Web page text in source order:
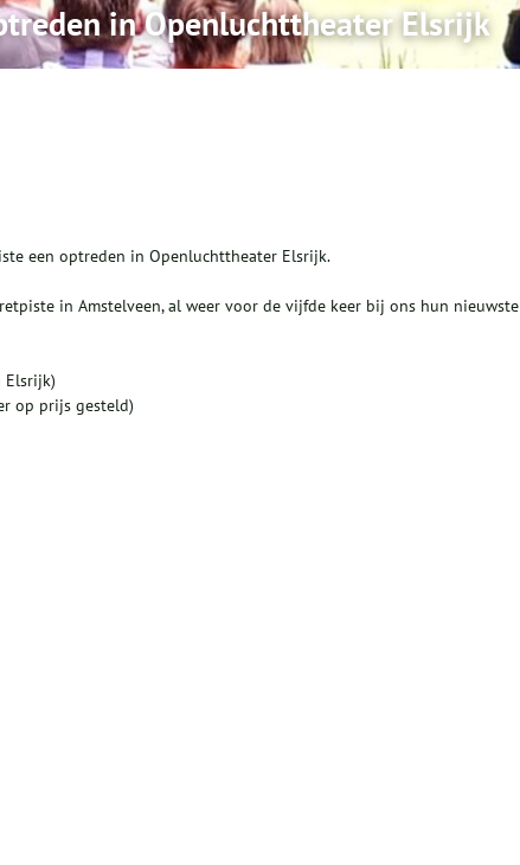
in Openluchttheater Elsrijk
een optreden in Openluchttheater Elsrijk.
in Amstelveen, al weer voor de vijfde keer bij ons hun nieuwste
Elsrijk)
op prijs gesteld)